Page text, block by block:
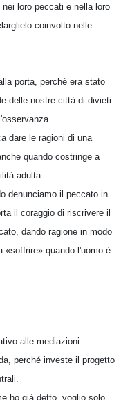
loro peccati e nella loro
coinvolto nelle
porta, perché era stato
delle nostre città di divieti
dare le ragioni di una
quando costringe a
adulta.
denunciamo il peccato in
il coraggio di riscrivere il
dando ragione in modo
«soffrire» quando l'uomo è
alle mediazioni
perché investe il progetto
ho già detto, voglio solo